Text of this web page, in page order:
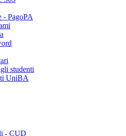
- PagoPA
studenti
UniBA
- CUD